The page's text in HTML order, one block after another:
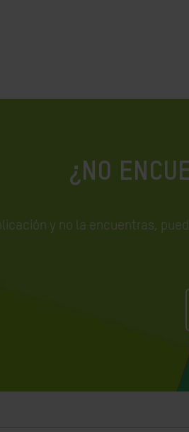
¿NO
y no la encuentras,